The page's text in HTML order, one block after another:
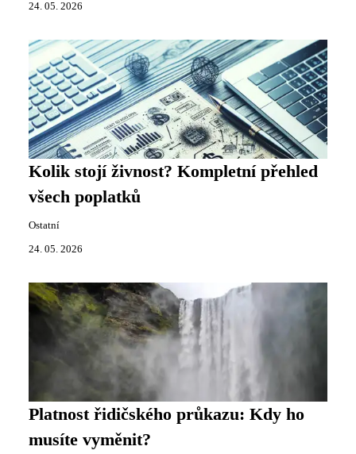
24. 05. 2026
Kolik stojí živnost? Kompletní přehled
všech poplatků
Ostatní
24. 05. 2026
Platnost řidičského průkazu: Kdy ho
musíte vyměnit?